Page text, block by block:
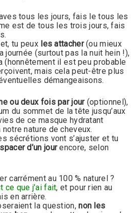
tous les jours, fais le tous les
est de tous les trois jours, fais
tu peuxles attacher(ou mieux
journée (surtout pas la nuit hein !),
(honnêtement il est peu probable
mais cela peut-être plus
démangeaisons.
ou deux fois par jour (optionnel),
du sommet de la tête jusqu’aux
de ce masque hydratant
nature de cheveux.
sécrétions vont s’ajuster et tu
d’un jourencore, selon
carrément au 100 % naturel ?
ce que j’ai fait, et pour rien au
en arrière.
la question,non les